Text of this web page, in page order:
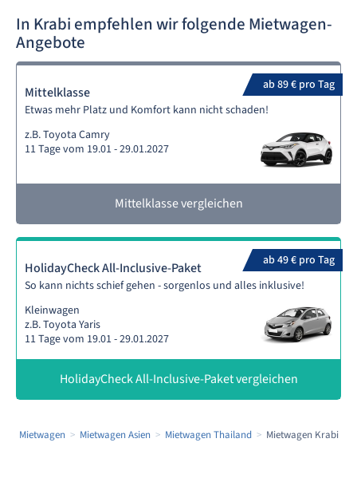
In Krabi empfehlen wir folgende Mietwagen-
Angebote
ab 89 € pro Tag
Mittelklasse
Etwas mehr Platz und Komfort kann nicht schaden!
z.B. Toyota Camry
11 Tage vom 19.01 - 29.01.2027
Mittelklasse vergleichen
ab 49 € pro Tag
HolidayCheck All-Inclusive-Paket
So kann nichts schief gehen - sorgenlos und alles inklusive!
Kleinwagen
z.B. Toyota Yaris
11 Tage vom 19.01 - 29.01.2027
HolidayCheck All-Inclusive-Paket vergleichen
Mietwagen Mietwagen Asien Mietwagen Thailand Mietwagen Krabi